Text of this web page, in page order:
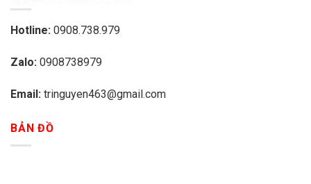
Hotline: 0908.738.979
Zalo: 0908738979
Email: tringuyen463@gmail.com
BẢN ĐỒ